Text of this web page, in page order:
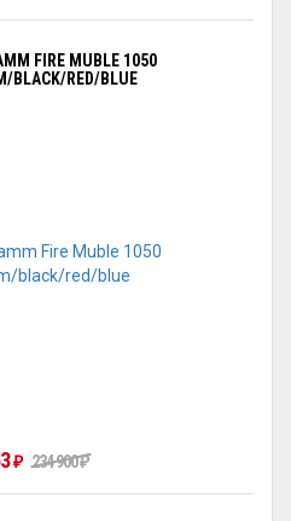
FIRE MUBLE 1050
BLACK/RED/BLUE
₽ 234 900₽